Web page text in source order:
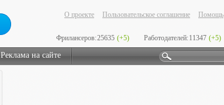
О проекте Пользовательское соглашение Помощь
Фрилансеров:25635 (+5) Работодателей:11347 (+5)
Реклама на сайте